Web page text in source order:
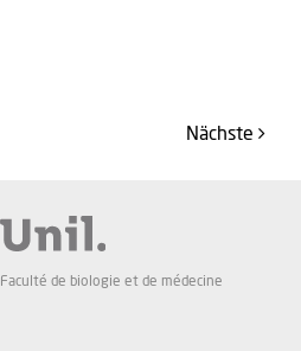
Nächste
Faculté de biologie et de médecine